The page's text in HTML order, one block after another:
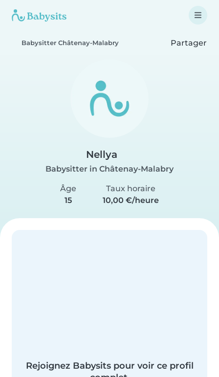
Babysitter Châtenay-Malabry Partager
Nellya
Babysitter in Châtenay-Malabry
Âge
15
Taux horaire
10,00 €/heure
Rejoignez Babysits pour voir ce profil